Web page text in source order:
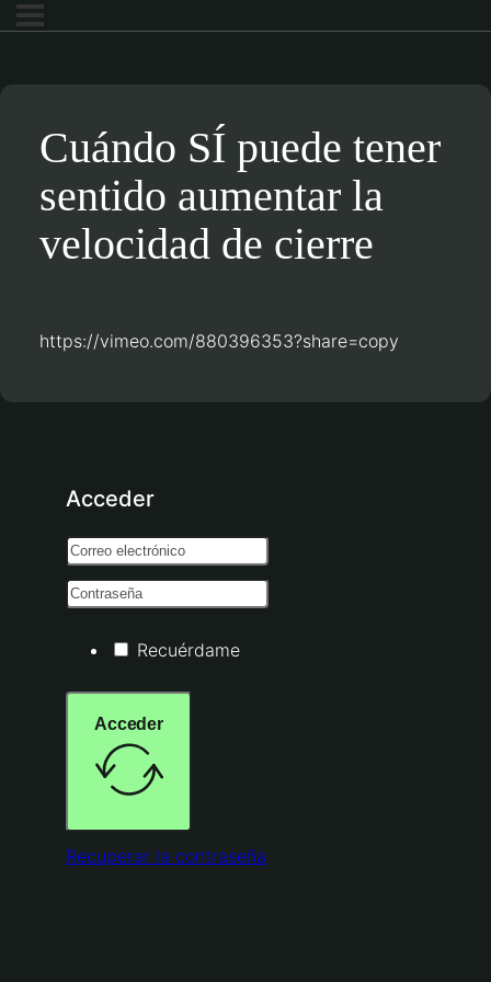
Cuándo SÍ puede tener
sentido aumentar la
velocidad de cierre
https://vimeo.com/880396353?share=copy
Acceder
Recuérdame
Acceder
Recuperar la contraseña